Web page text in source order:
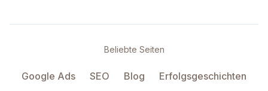
Beliebte Seiten
Google Ads SEO Blog
Erfolgsgeschichten